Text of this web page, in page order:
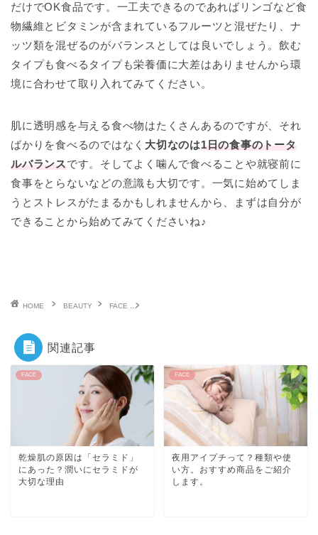
だけでOK食品です。一工夫できるのであればリンゴなど食
物繊維とビタミンが含まれているフルーツと混ぜたり、ナ
ッツ類を混ぜるのがバランスとしては良いでしょう。飲む
タイプも食べるタイプも栄養価に大差はありませんから環
境に合わせて取り入れてみてください。
肌に透明感を与える食べ物はたくさんあるのですが、それ
ばかりを食べるのではなく 大切なのは1日の食事のトータ
ルバランスです。そしてよく噛んで食べることや就寝前に
食事をとらないなどの意識も大切です。一気に始めてしま
うとストレスがたまるかもしれませんから、まずは自分が
できることから始めてみてくださいね♪
HOME BEAUTY FACE
関連記事
FACE
乾燥肌の原因は「セラミド」
にあった？潤いにセラミドが
大切な理由
FACE
夜用アイプチって？種類や使
い方。おすすめ商品をご紹介
します。